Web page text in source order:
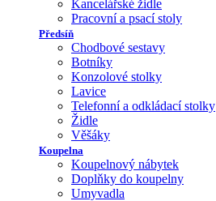
Kancelářské židle
Pracovní a psací stoly
Předsíň
Chodbové sestavy
Botníky
Konzolové stolky
Lavice
Telefonní a odkládací stolky
Židle
Věšáky
Koupelna
Koupelnový nábytek
Doplňky do koupelny
Umyvadla